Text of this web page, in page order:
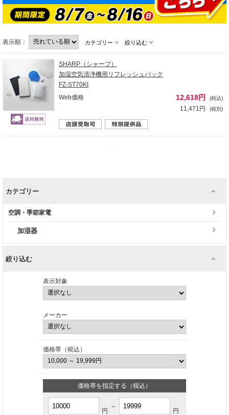
表示順： カテゴリー 絞り込む
SHARP（シャープ）
加湿空気清浄機用リフレッシュパック
FZ-ST70KI
Web価格
12,618円 (税込)
11,471円 (税別)
カテゴリー
空調・季節家電
加湿器
絞り込む
表示対象
メーカー
価格帯（税込）
価格帯を指定する（税込）
円
～
円